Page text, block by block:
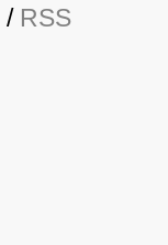
/ RSS